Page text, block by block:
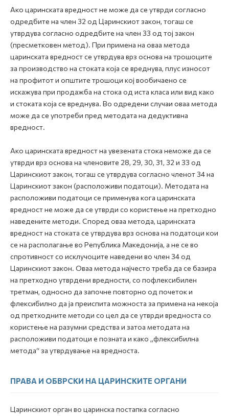
Ако царинската вредност не може да се утврди согласно
одредбите на член 32 од Царинскиот закон, тогаш се
утврдува согласно одредбите на член 33 од тој закон
(пресметковен метод). При примена на оваа метода
царинската вредност се утврдува врз основа на трошоците
за производство на стоката која се вреднува, плус износот
на профитот и општите трошоци кој вообичаено се
искажува при продажба на стока од иста класа или вид како
и стоката која се вреднува. Во одредени случаи оваа метода
може да се употреби пред методата на дедуктивна
вредност.
Ако царинската вредност на увезената стока неможе да се
утврди врз основа на членовите 28, 29, 30, 31, 32 и 33 од
Царинскиот закон, тогаш се утврдува согласно членот 34 на
Царинскиот закон (расположиви податоци). Методата на
paспoлoживи пoдaтoци се применува кога царинската
вредност не може да се утврди со користење на претходно
наведените методи. Според оваа метода, царинската
вредност на стоката се утврдува врз основа на податоци кои
се на располагање во Република Македонија, а не се во
спротивност со исклучоците наведени во член 34 од
Царинскиот закон. Оваа метода најчесто треба да се базира
на претходно утврдени вредности, со пофлексибилен
третман, односно да започне повторно од почеток и
флексибилно да ја преиспита можноста за примена на некоја
од претходните методи со цел да се утврди вредноста со
користење на разумни средства и затоа методата на
расположиви податоци е позната и како „флексибилна
метода“ за утврдување на вредноста.
ПРАВА И ОБВРСКИ НА ЦАРИНСКИТЕ ОРГАНИ
Царинскиот орган во царинска постапка согласно